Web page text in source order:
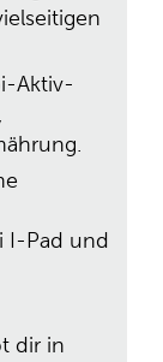
Aktiv-
I-Pad und
dir in